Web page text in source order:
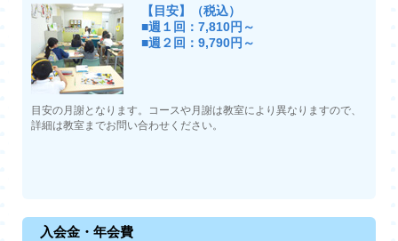
【目安】（税込）
■週１回：7,810円～
■週２回：9,790円～
目安の月謝となります。コースや月謝は教室により異なりますので、
詳細は教室までお問い合わせください。
入会金・年会費